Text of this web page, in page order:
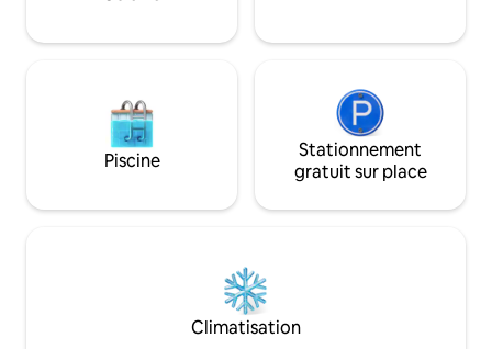
pas de cuisine complète ni de buanderie,
Piscine
Stationnement
gratuit sur place
Climatisation